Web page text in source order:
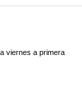
viernes a primera